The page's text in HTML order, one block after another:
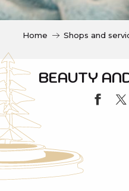
i
l
Home Shops and
BEAUTY